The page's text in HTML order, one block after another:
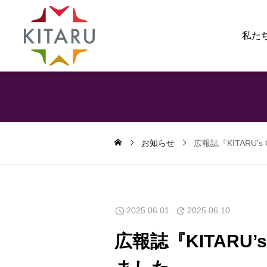
私た
お知らせ 広報誌『
2025.06.01 2025.06.10
広報誌『